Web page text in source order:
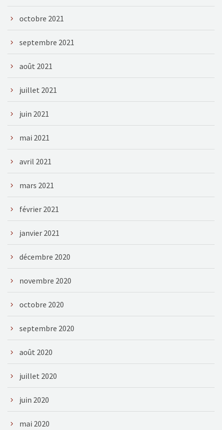
octobre 2021
septembre 2021
août 2021
juillet 2021
juin 2021
mai 2021
avril 2021
mars 2021
février 2021
janvier 2021
décembre 2020
novembre 2020
octobre 2020
septembre 2020
août 2020
juillet 2020
juin 2020
mai 2020